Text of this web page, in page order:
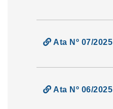
Ata Nº 07/2025
Ata Nº 06/2025